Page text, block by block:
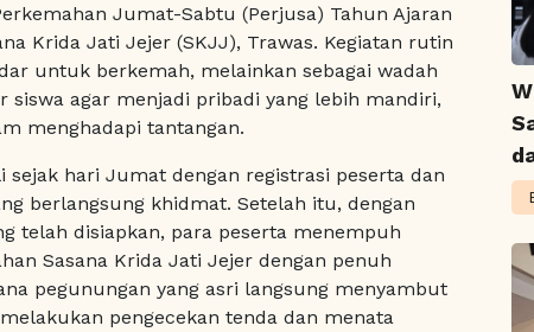
Jumat-Sabtu (Perjusa) Tahun Ajaran
Krida Jati Jejer (SKJJ), Trawas. Kegiatan rutin
untuk berkemah, melainkan sebagai wadah
agar menjadi pribadi yang lebih mandiri,
menghadapi tantangan.
sejak hari Jumat dengan registrasi peserta dan
berlangsung khidmat. Setelah itu, dengan
telah disiapkan, para peserta menempuh
Sasana Krida Jati Jejer dengan penuh
pegunungan yang asri langsung menyambut
pengecekan tenda dan menata